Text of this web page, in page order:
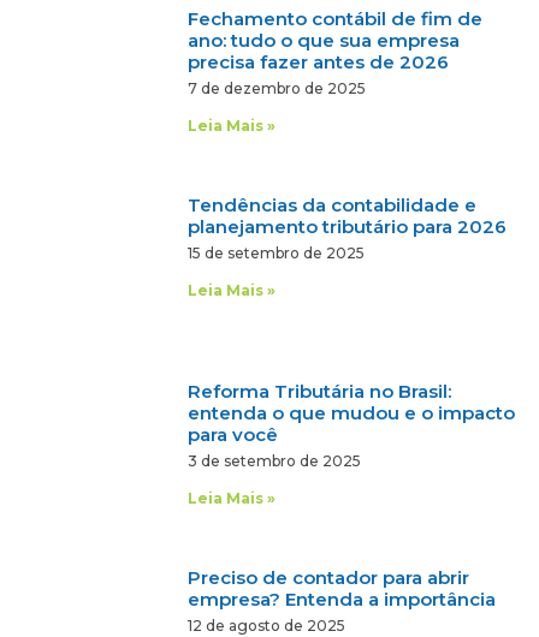
Fechamento contábil de fim de
ano: tudo o que sua empresa
precisa fazer antes de 2026
7 de dezembro de 2025
Leia Mais »
Tendências da contabilidade e
planejamento tributário para 2026
15 de setembro de 2025
Leia Mais »
Reforma Tributária no Brasil:
entenda o que mudou e o impacto
para você
3 de setembro de 2025
Leia Mais »
Preciso de contador para abrir
empresa? Entenda a importância
12 de agosto de 2025